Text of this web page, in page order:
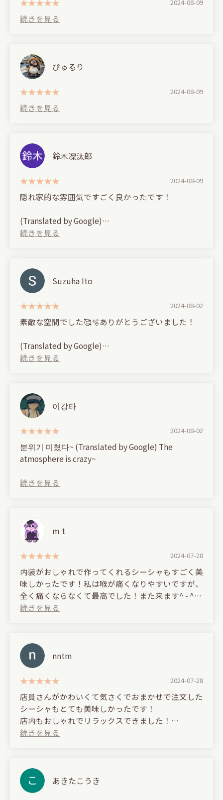
Both flavors were delicious, but the cola with an
iced hose lost its creaminess and had a cooler,
I forgot the name, but this blue one was slightly
carbonated and incredibly delicious.
2024-08-09
ぴゅるり
2024-08-09
鈴木凜汰郎
2024-08-09
隠れ家的な雰囲気ですごく良かったです！
(Translated by Google)
It had a great hideaway atmosphere!
Suzuha Ito
2024-08-02
素敵な空間でした🥰🫧ありがとうございました！
(Translated by Google)
It was a wonderful space 🥰🫧Thank you very
이강타
2024-08-02
분위기 미쳤다~ (Translated by Google) The
atmosphere is crazy~
m t
2024-07-28
内装がおしゃれで作ってくれるシーシャもすごく美
味しかったです！私は喉が痛くなりやすいですが、
全く痛くならなくて最高でした！また来ます^ - ^
delicious! I tend to get a sore throat easily, but it
didn't hurt at all, which was great! I'll definitely
come again ^-^
nntm
2024-07-28
店員さんがかわいくて気さくでおまかせで注文した
シーシャもとても美味しかったです！
店内もおしゃれでリラックスできました！
ordered was delicious! The interior was stylish and
relaxing!
あきたこうき